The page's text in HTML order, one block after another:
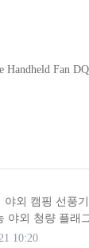
Handheld Fan
야외 캠핑 선풍
야외 청량 플래
10:20